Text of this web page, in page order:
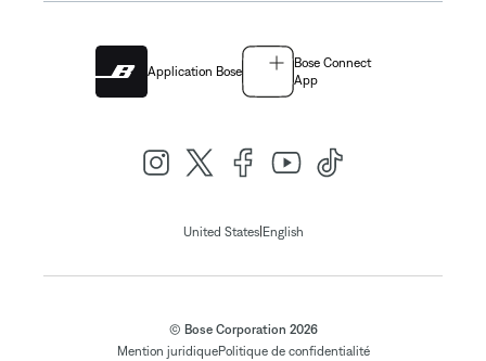
Application Bose
Bose Connect
App
United States| English
© Bose Corporation 2026
Mention juridiquePolitique de confidentialité